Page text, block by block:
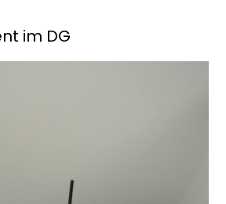
im DG